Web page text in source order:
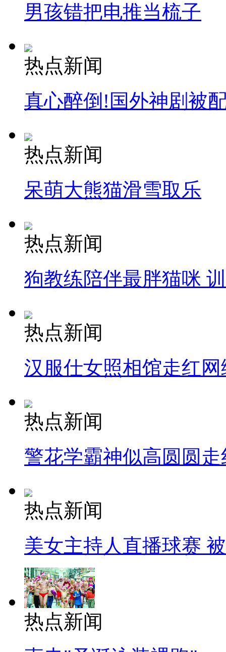
走！跟着总书记去植树
纽约上演“枕头大战”
司机酒驾遇交警 急速倒车逃窜
男孩错把电推当梳子
热点新闻
真心醉倒!国外神剧被
热点新闻
呆萌大熊猫滑雪取乐
热点新闻
狗教练陪伴最胖猫咪
热点新闻
汉服仕女照相馆走红网
热点新闻
警花学霸神似高圆圆走
热点新闻
美女主持人直播球赛
热点新闻